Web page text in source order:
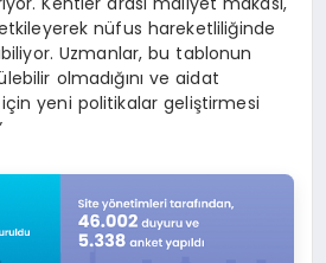
nüfus hareketliliğinde
Uzmanlar, bu tablonun
olmadığını ve aidat
yeni politikalar geliştirmesi